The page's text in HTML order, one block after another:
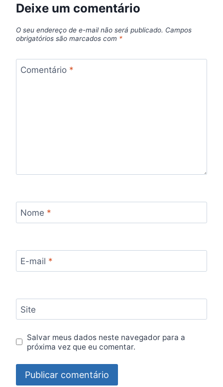
Deixe um comentário
O seu endereço de e-mail não será publicado. Campos
obrigatórios são marcados com *
Comentário *
Nome *
E-mail *
Site
Salvar meus dados neste navegador para a
próxima vez que eu comentar.